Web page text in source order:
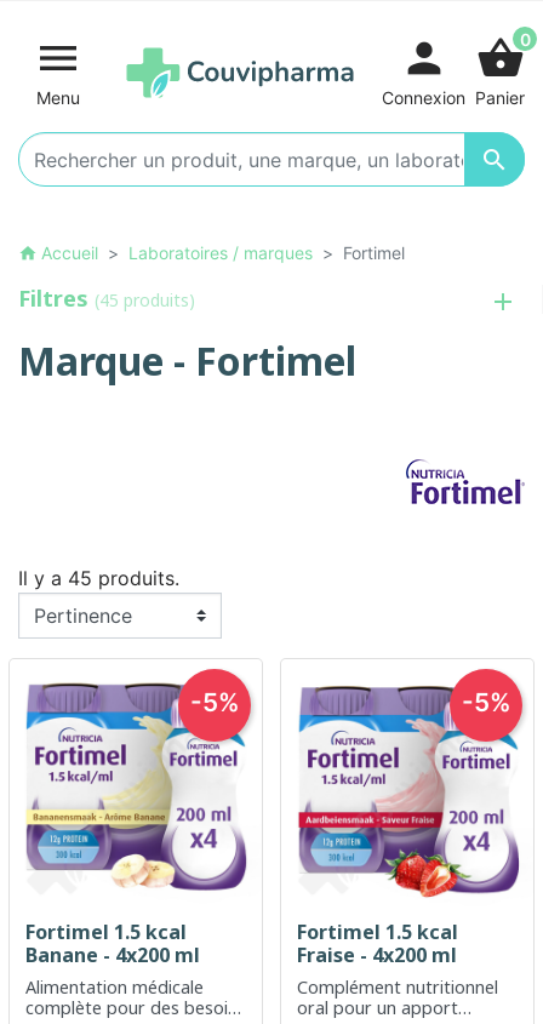

Menu

person
Connexion
shopping_basket0
Panier
home Accueil Laboratoires / marques Fortimel
Filtres (45 produits)
Marque - Fortimel
Il y a 45 produits.
Fortimel 1.5 kcal
Banane - 4x200 ml
Alimentation médicale
complète pour des besoins
-5%
Fortimel 1.5 kcal
Fraise - 4x200 ml
Complément nutritionnel
oral pour un apport
-5%